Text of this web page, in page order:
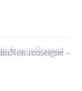
Non renseigné
à ma sélection